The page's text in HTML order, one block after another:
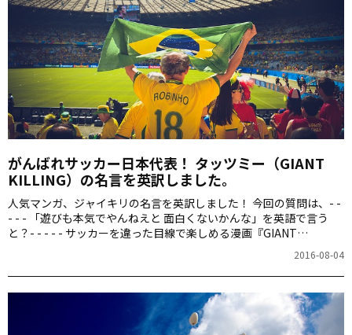
がんばれサッカー日本代表！ タッツミー（GIANT
KILLING）の名言を英訳しました。
人気マンガ、ジャイキリの名言を英訳しました！ 今回の質問は、- -
- - - 「遊びも本気でやんねえと 面白くないかんな」を英語で言う
と？- - - - - サッカーを違った目線で楽しめる漫画『GIANT
KILLING（ジャイアント・キリング』からの激アツな名セリフ！
「楽しんだ者勝ち」が行動原理の一つである達海が、オールスター
戦のハーフタイムで選手たち伝えた言葉です。覚えてますか？
alcom.alc.co.jp そういえば明日は、リオで日本チームの初戦が行わ
れます。代表選手のみなさんには試合を楽しんでほしいものです。
吹き出しに入るようなコンパクトな表現で 今回はマンガのセリフだ
2016-08-04